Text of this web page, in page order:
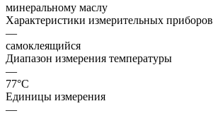
минеральному маслу
Характеристики измерительных приборов
—
самоклеящийся
Диапазон измерения температуры
—
77°C
Единицы измерения
—